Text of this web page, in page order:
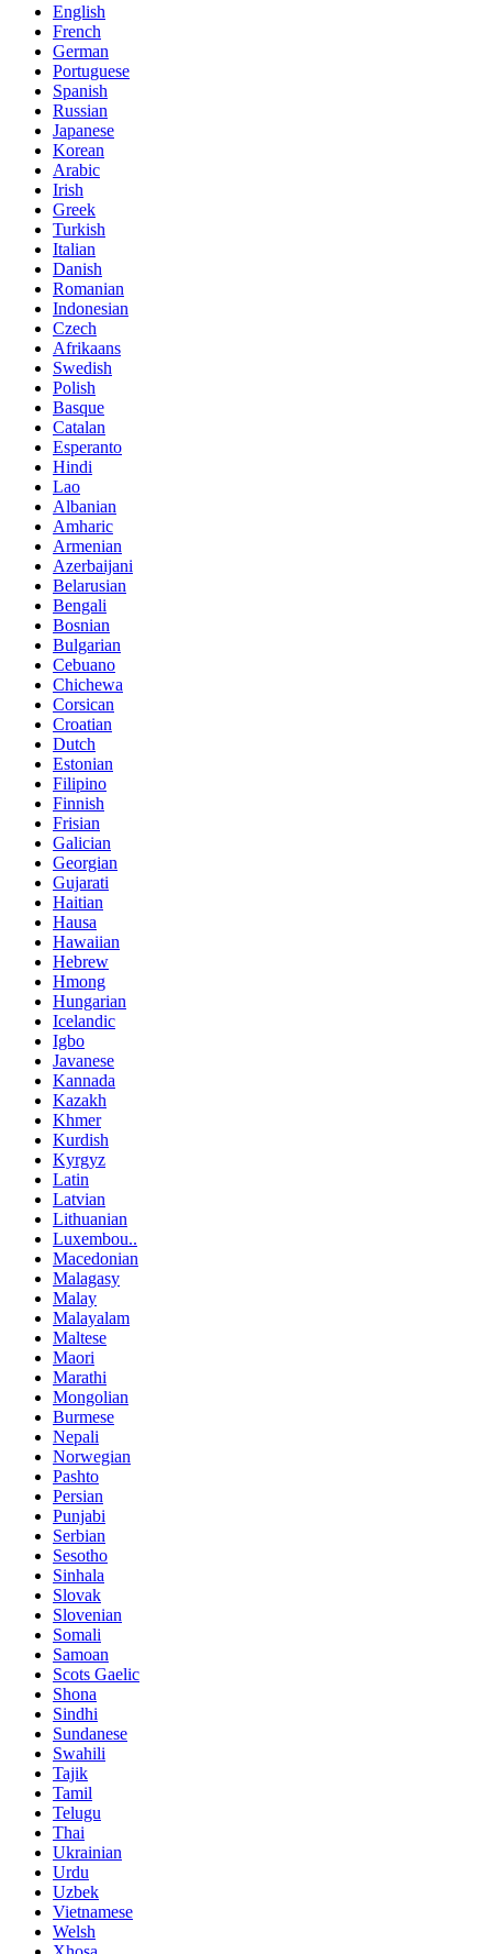
English
French
German
Portuguese
Spanish
Russian
Japanese
Korean
Arabic
Irish
Greek
Turkish
Italian
Danish
Romanian
Indonesian
Czech
Afrikaans
Swedish
Polish
Basque
Catalan
Esperanto
Hindi
Lao
Albanian
Amharic
Armenian
Azerbaijani
Belarusian
Bengali
Bosnian
Bulgarian
Cebuano
Chichewa
Corsican
Croatian
Dutch
Estonian
Filipino
Finnish
Frisian
Galician
Georgian
Gujarati
Haitian
Hausa
Hawaiian
Hebrew
Hmong
Hungarian
Icelandic
Igbo
Javanese
Kannada
Kazakh
Khmer
Kurdish
Kyrgyz
Latin
Latvian
Lithuanian
Luxembou..
Macedonian
Malagasy
Malay
Malayalam
Maltese
Maori
Marathi
Mongolian
Burmese
Nepali
Norwegian
Pashto
Persian
Punjabi
Serbian
Sesotho
Sinhala
Slovak
Slovenian
Somali
Samoan
Scots Gaelic
Shona
Sindhi
Sundanese
Swahili
Tajik
Tamil
Telugu
Thai
Ukrainian
Urdu
Uzbek
Vietnamese
Welsh